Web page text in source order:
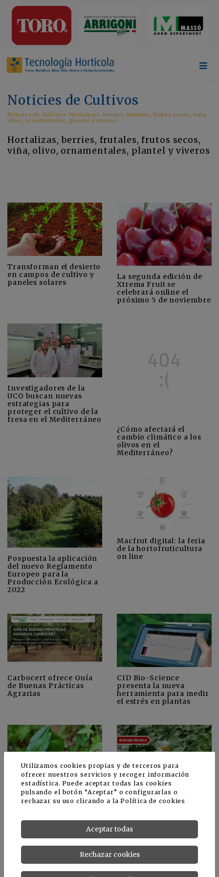
Noticies de Cultivos
Noticies de Cultivos: Hortalizas, berries, frutales, frutos secos, viña,
olivo, ornamentales, plantel y viveros
Hortalizas, berries, frutales, frutos secos,
viña, olivo, ornamentales, plantel y viveros
Transforman el desierto
en campos de cultivo y
paneles solares
La segunda edición de
Xtrema Fruit se
celebrará online el
próximo 5 de noviembre
Investigadores de la
UCO buscan nuevas
estrategias para
proteger el cultivo de la
fresa en el Mediterráneo
¿Cómo afectará el
cambio climático a los
olivos en el
Mediterráneo?
Pospuesta la aplicación
del nuevo Reglamento
Europeo para la
Producción Ecológica a
2022
Macfrut digital: la feria
de la hortofruticultura
on line
Carbocert ofrece Guía
de Buenas Prácticas
Agrarias
CID Bio-Science
presenta la nueva
herramienta para medir
el estrés en plantas
¿Comeremos hojas de
color amarillo o rojo?
Sensores y estaciones
de seguimiento
patata
Utilizamos cookies propias y de terceros para
ofrecer nuestros servicios y recoger información
estadística. Puede aceptar todas las cookies
pulsando el botón “Aceptar” o configurarlas o
rechazar su uso clicando a laPolítica de cookies
Aceptar todas
Rechazar cookies